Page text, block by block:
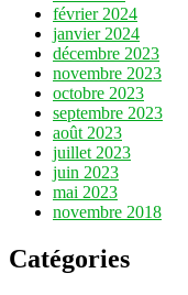
février 2024
janvier 2024
décembre 2023
novembre 2023
octobre 2023
septembre 2023
août 2023
juillet 2023
juin 2023
mai 2023
novembre 2018
Catégories